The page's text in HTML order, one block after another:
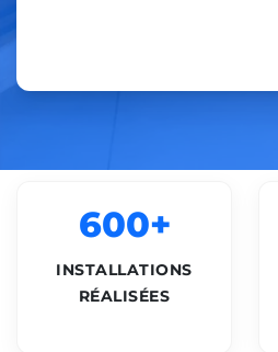
600+
INSTALLATIONS
RÉALISÉES